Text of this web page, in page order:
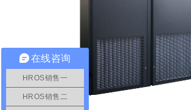
在线咨询
HROS销售一
HROS销售二